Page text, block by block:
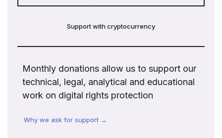
Support with cryptocurrency
Monthly donations allow us to support our
technical, legal, analytical and educational
work on digital rights protection
Why we ask for support →